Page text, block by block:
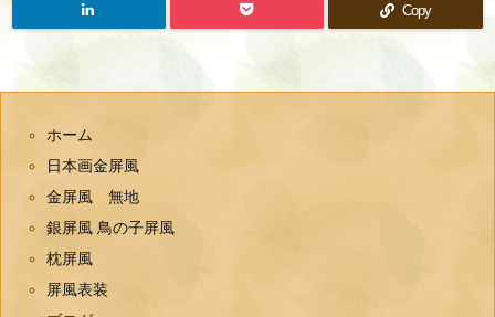
Copy
ホーム
日本画金屏風
金屏風 無地
銀屏風 鳥の子屏風
枕屏風
屏風表装